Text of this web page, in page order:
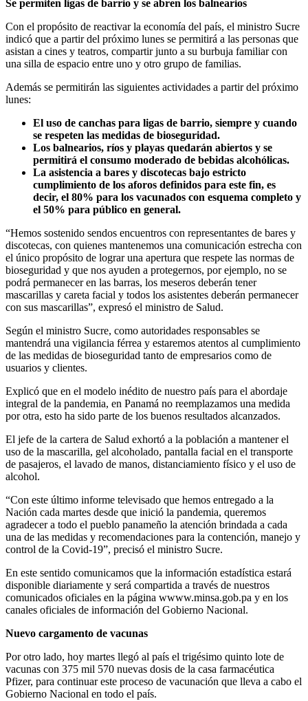
Se permiten ligas de barrio y se abren los balnearios
Con el propósito de reactivar la economía del país, el ministro Sucre
indicó que a partir del próximo lunes se permitirá a las personas que
asistan a cines y teatros, compartir junto a su burbuja familiar con
una silla de espacio entre uno y otro grupo de familias.
Además se permitirán las siguientes actividades a partir del próximo
lunes:
El uso de canchas para ligas de barrio, siempre y cuando
se respeten las medidas de bioseguridad.
Los balnearios, ríos y playas quedarán abiertos y se
permitirá el consumo moderado de bebidas alcohólicas.
La asistencia a bares y discotecas bajo estricto
cumplimiento de los aforos definidos para este fin, es
decir, el 80% para los vacunados con esquema completo y
el 50% para público en general.
“Hemos sostenido sendos encuentros con representantes de bares y
discotecas, con quienes mantenemos una comunicación estrecha con
el único propósito de lograr una apertura que respete las normas de
bioseguridad y que nos ayuden a protegernos, por ejemplo, no se
podrá permanecer en las barras, los meseros deberán tener
mascarillas y careta facial y todos los asistentes deberán permanecer
con sus mascarillas”, expresó el ministro de Salud.
Según el ministro Sucre, como autoridades responsables se
mantendrá una vigilancia férrea y estaremos atentos al cumplimiento
de las medidas de bioseguridad tanto de empresarios como de
usuarios y clientes.
Explicó que en el modelo inédito de nuestro país para el abordaje
integral de la pandemia, en Panamá no reemplazamos una medida
por otra, esto ha sido parte de los buenos resultados alcanzados.
El jefe de la cartera de Salud exhortó a la población a mantener el
uso de la mascarilla, gel alcoholado, pantalla facial en el transporte
de pasajeros, el lavado de manos, distanciamiento físico y el uso de
alcohol.
“Con este último informe televisado que hemos entregado a la
Nación cada martes desde que inició la pandemia, queremos
agradecer a todo el pueblo panameño la atención brindada a cada
una de las medidas y recomendaciones para la contención, manejo y
control de la Covid-19”, precisó el ministro Sucre.
En este sentido comunicamos que la información estadística estará
disponible diariamente y será compartida a través de nuestros
comunicados oficiales en la página wwww.minsa.gob.pa y en los
canales oficiales de información del Gobierno Nacional.
Nuevo cargamento de vacunas
Por otro lado, hoy martes llegó al país el trigésimo quinto lote de
vacunas con 375 mil 570 nuevas dosis de la casa farmacéutica
Pfizer, para continuar este proceso de vacunación que lleva a cabo el
Gobierno Nacional en todo el país.